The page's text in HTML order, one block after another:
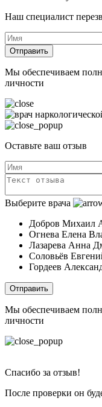
Наш специалист
Отправить
Мы обеспечиваем
личности
Оставьте ваш отзыв
Выберите врача
Добров Михаил
Огнева Елена
Лазарева Анна
Соловьёв
Гордеев
Отправить
Мы обеспечиваем
личности
Спасибо за отзыв!
После проверки он